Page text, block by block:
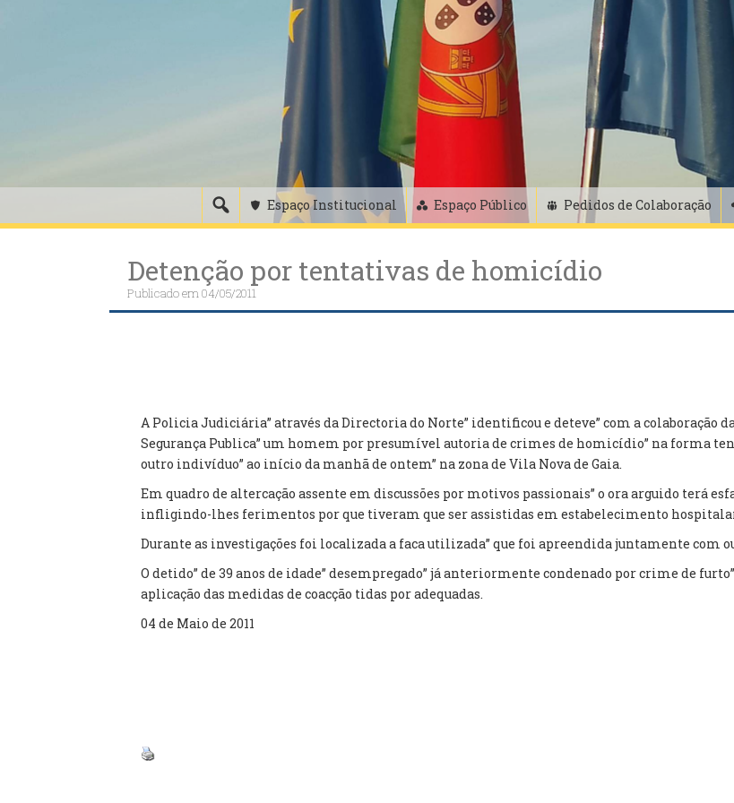
Espaço Institucional Espaço Público Pedidos de Colaboração
Detenção por tentativas de homicídio
Publicado em04/05/2011
A Policia Judiciária” através da Directoria do Norte” identificou e deteve” com a colaboração
Segurança Publica” um homem por presumível autoria de crimes de homicídio” na forma
outro indivíduo” ao início da manhã de ontem” na zona de Vila Nova de Gaia.
Em quadro de altercação assente em discussões por motivos passionais” o ora arguido terá
infligindo-lhes ferimentos por que tiveram que ser assistidas em estabelecimento
Durante as investigações foi localizada a faca utilizada” que foi apreendida juntamente com
O detido” de 39 anos de idade” desempregado” já anteriormente condenado por crime de
aplicação das medidas de coacção tidas por adequadas.
04 de Maio de 2011